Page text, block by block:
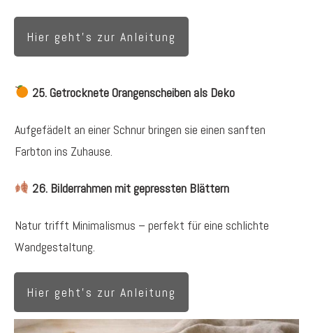
Hier geht's zur Anleitung
25. Getrocknete Orangenscheiben als Deko
Aufgefädelt an einer Schnur bringen sie einen sanften
Farbton ins Zuhause.
26. Bilderrahmen mit gepressten Blättern
Natur trifft Minimalismus – perfekt für eine schlichte
Wandgestaltung.
Hier geht's zur Anleitung